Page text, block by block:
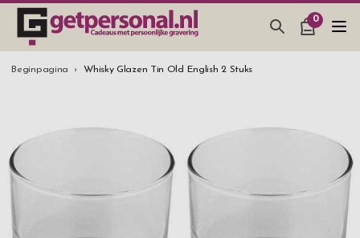
0
CADEAUS & GADGETS
SIERADEN & ACCESSOIRES
HUWELIJKSGESCHENK 2026
Beginpagina Whisky Glazen Tin Old English 2 Stuks